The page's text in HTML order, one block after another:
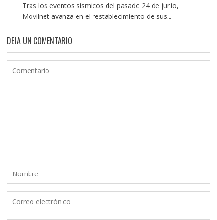
Tras los eventos sísmicos del pasado 24 de junio,
Movilnet avanza en el restablecimiento de sus...
DEJA UN COMENTARIO